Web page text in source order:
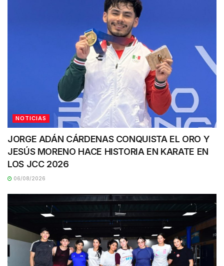
NOTICIAS
JORGE ADÁN CÁRDENAS CONQUISTA EL ORO Y
JESÚS MORENO HACE HISTORIA EN KARATE EN
LOS JCC 2026
06/08/2026